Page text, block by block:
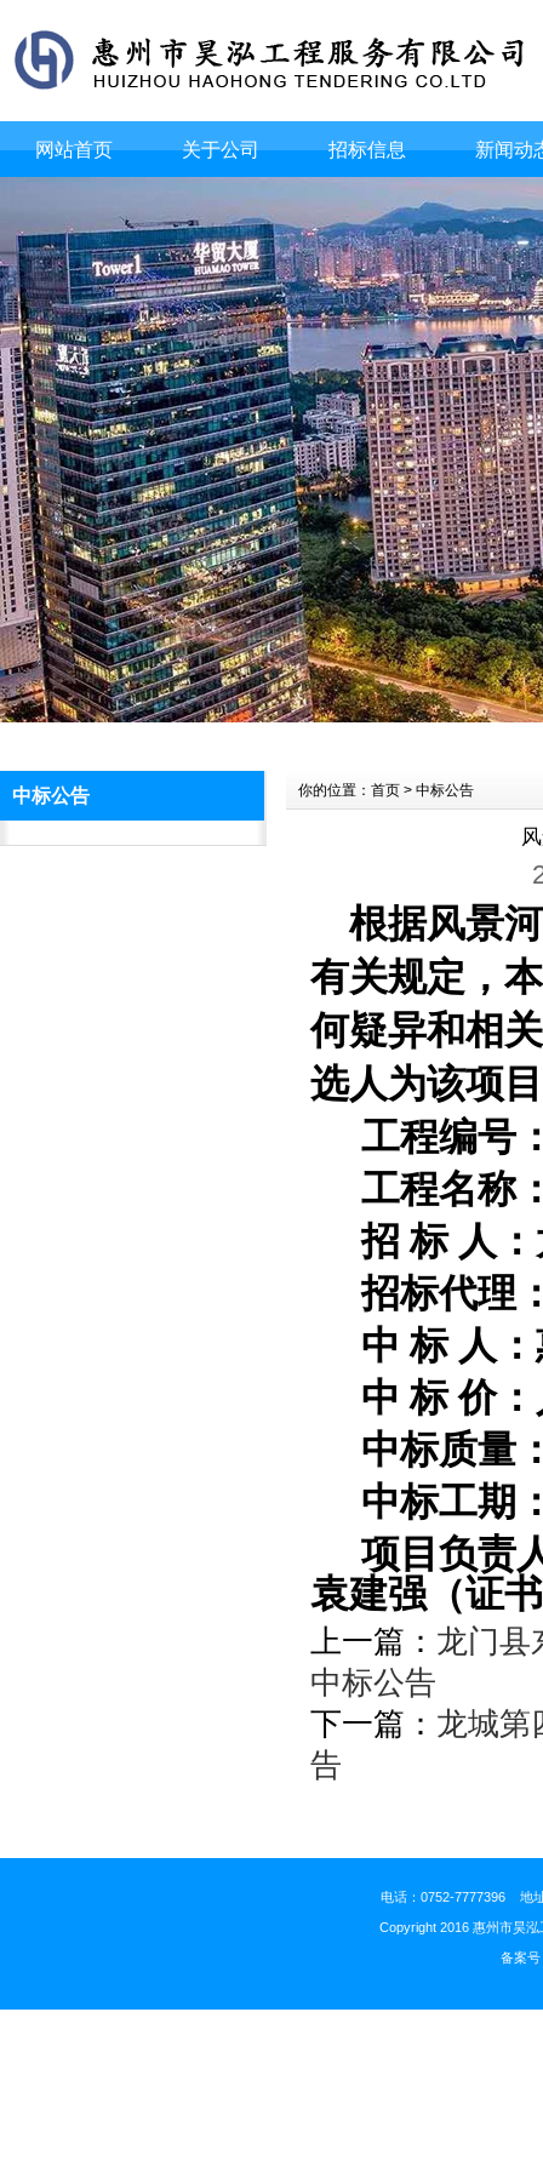
网站首页 关于公司 招标信息 新闻动
中标公告 你的位置：首页 > 中标公告
根据风景
有关规定，
何疑异和相
选人为该项
工程编号
工程名称
招 标 人
招标代理
中 标 人：
中 标 价
中标质量
中标工期
项目负责
袁建强 （证
上一篇： 龙门县
中标公告
下一篇： 龙城第
告
电话：0752-7777396 地
Copyright 2016 惠州市昊
备案号